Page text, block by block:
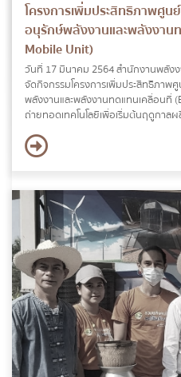
โครงการเพิ่มประสิทธิภาพศู
อนุรักษ์พลังงานและพลังงานทดแท
Mobile Unit)
วันที่ 17 มีนาคม 2564 สำนักงานพลังงานจังหวัดสุราษฎร์ธานีได้เข้าร่วม
จัดกิจกรรมโครงการเพิ่มประสิทธิภา
พลังงานและพลังงานทดแทนเคลื่อนที่ (Energy Mobile Unit) ในงานวัน
ถ่ายทอดเทคโนโลยีเพื่อเริ่มต้นฤดูกาลผลิตใหม่ ณ ศูนย์เรีย
ประสิทธิภาพการผลิตสินค้าเกษตร ตำบลเขาวง อำเภอบ้านตาขุน จังหวัด
สุราษฎร์ธานี